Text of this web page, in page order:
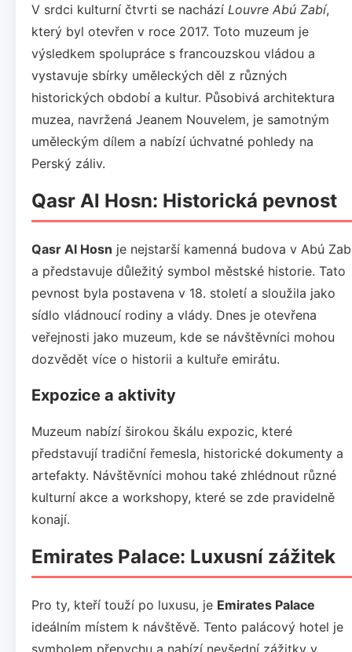
V srdci kulturní čtvrti se nachází Louvre Abú Zabí,
který byl otevřen v roce 2017. Toto muzeum je
výsledkem spolupráce s francouzskou vládou a
vystavuje sbírky uměleckých děl z různých
historických období a kultur. Působivá architektura
muzea, navržená Jeanem Nouvelem, je samotným
uměleckým dílem a nabízí úchvatné pohledy na
Perský záliv.
Qasr Al Hosn: Historická pevnost
Qasr Al Hosn je nejstarší kamenná budova v Abú
a představuje důležitý symbol městské historie. Tato
pevnost byla postavena v 18. století a sloužila jako
sídlo vládnoucí rodiny a vlády. Dnes je otevřena
veřejnosti jako muzeum, kde se návštěvníci mohou
dozvědět více o historii a kultuře emirátu.
Expozice a aktivity
Muzeum nabízí širokou škálu expozic, které
představují tradiční řemesla, historické dokumenty a
artefakty. Návštěvníci mohou také zhlédnout různé
kulturní akce a workshopy, které se zde pravidelně
konají.
Emirates Palace: Luxusní zážitek
Pro ty, kteří touží po luxusu, je Emirates Palace
ideálním místem k návštěvě. Tento palácový hotel je
symbolem přepychu a nabízí nevšední zážitky v